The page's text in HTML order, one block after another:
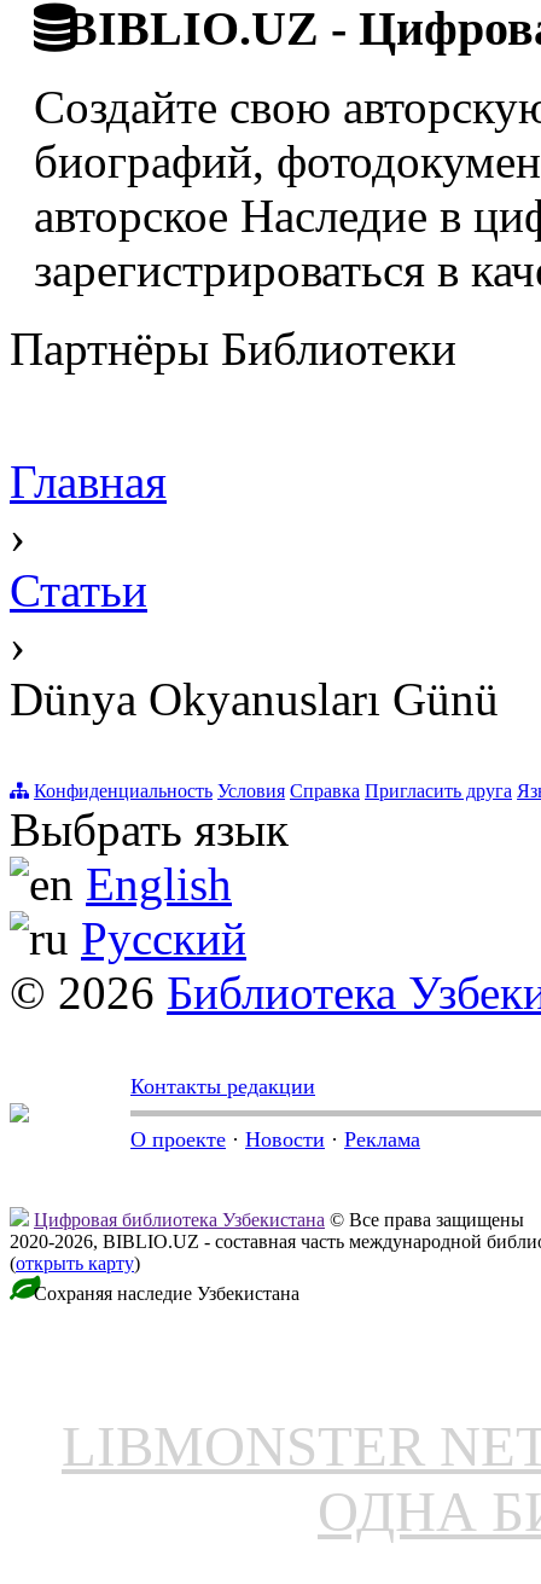
BIBLIO.UZ -
Создайте свою
биографий,
авторское Наследие в
зарегистрироваться в
Партнёры Библиотеки
Главная
›
Статьи
›
Dünya Okyanusları Günü
Конфиденциальность Условия Справка Пригласить друга
Выбрать язык
English
Русский
© 2026 Библиотека
Контакты редакции
О проекте · Новости · Реклама
Цифровая библиотека Узбекистана © Все права защищены
2020-2026, BIBLIO.UZ - составная часть международной
(открыть карту)
Сохраняя наследие Узбекистана
LIBMONSTER
ОДНА